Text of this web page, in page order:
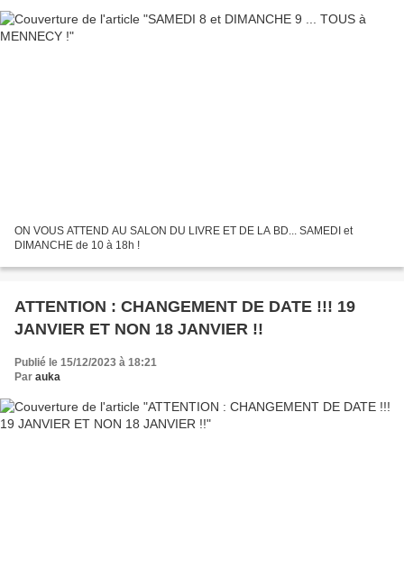
ON VOUS ATTEND AU SALON DU LIVRE ET DE LA BD... SAMEDI et
DIMANCHE de 10 à 18h !
ATTENTION : CHANGEMENT DE DATE !!! 19
JANVIER ET NON 18 JANVIER !!
Publié le 15/12/2023 à 18:21
Par auka